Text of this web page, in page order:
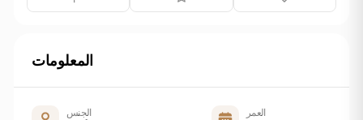
المعلومات
الجنس العمر